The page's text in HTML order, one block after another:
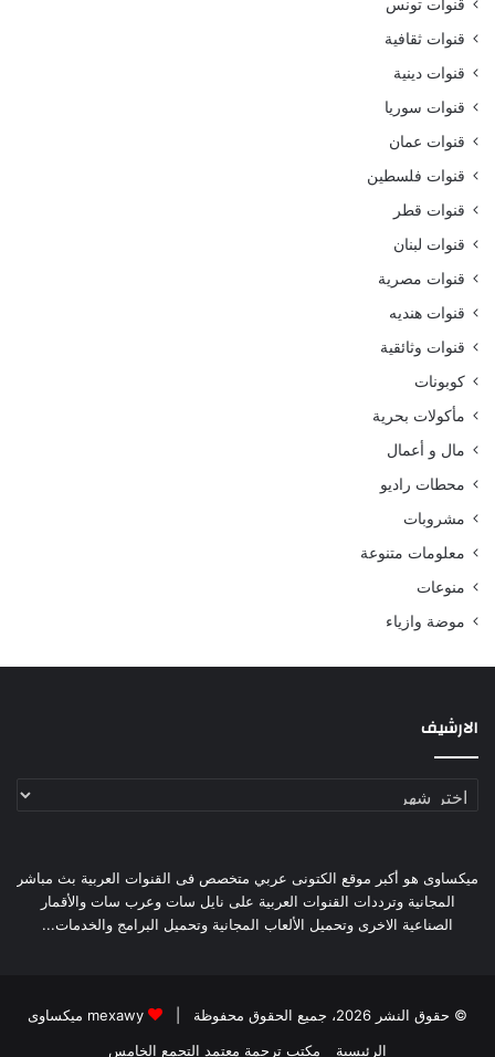
قنوات تونس
قنوات ثقافية
قنوات دينية
قنوات سوريا
قنوات عمان
قنوات فلسطين
قنوات قطر
قنوات لبنان
قنوات مصرية
قنوات هنديه
قنوات وثائقية
كوبونات
مأكولات بحرية
مال و أعمال
محطات راديو
مشروبات
معلومات متنوعة
منوعات
موضة وازياء
الارشيف
الارشيف
ميكساوى هو أكبر موقع الكتونى عربي متخصص فى القنوات العربية بث مباشر
المجانية وترددات القنوات العربية على نايل سات وعرب سات والأقمار
الصناعية الاخرى وتحميل الألعاب المجانية وتحميل البرامج والخدمات...
© حقوق النشر 2026، جميع الحقوق محفوظة |
mexawy ميكساوى
الرئيسية
مكتب ترجمة معتمد التجمع الخامس